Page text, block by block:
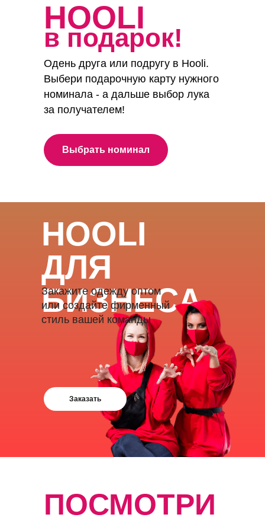
HOOLI
в подарок!
Одень друга или подругу в Hooli.
Выбери подарочную карту нужного
номинала - а дальше выбор лука
за получателем!
Выбрать номинал
HOOLI
ДЛЯ
БИЗНЕСА
Закажите одежду оптом
или создайте фирменный
стиль вашей команды
Заказать
ПОСМОТРИ